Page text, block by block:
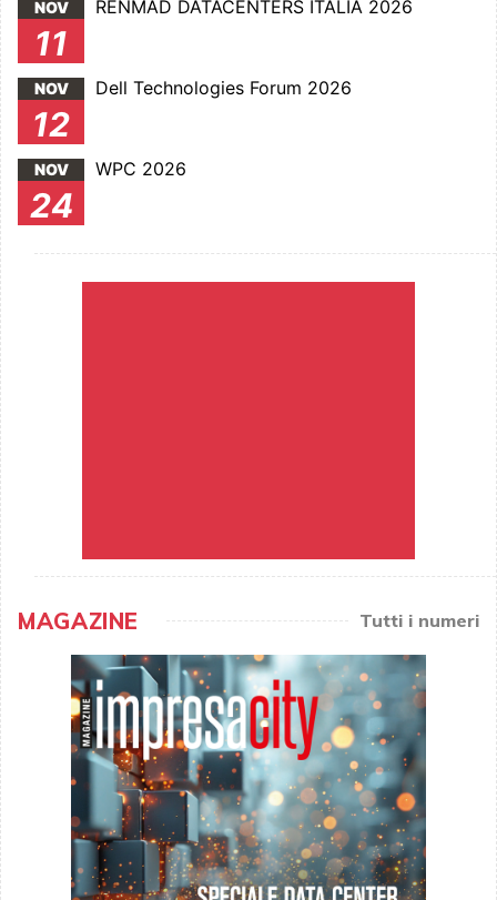
NOV
11
RENMAD DATACENTERS ITALIA 2026
NOV
12
Dell Technologies Forum 2026
NOV
24
WPC 2026
MAGAZINE Tutti i numeri